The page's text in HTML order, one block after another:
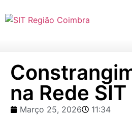
na Rede SIT
Março 25, 2026
11:34